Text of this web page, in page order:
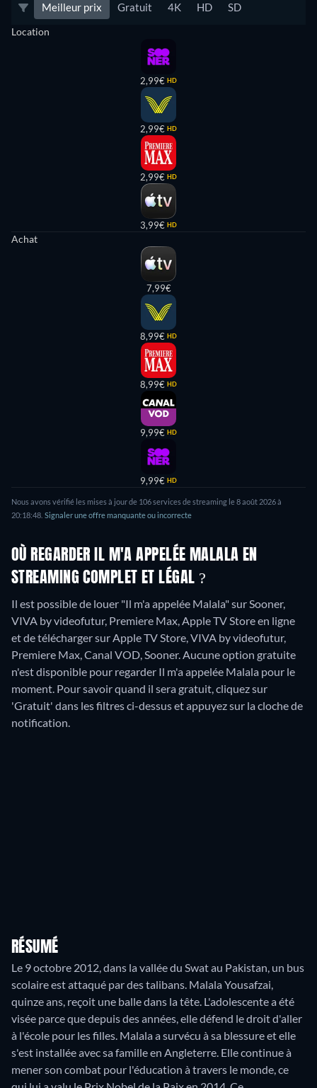
Meilleur prix Gratuit 4K HD SD
Location
2,99€ HD
2,99€ HD
2,99€ HD
3,99€ HD
Achat
7,99€
8,99€ HD
8,99€ HD
9,99€ HD
9,99€ HD
Nous avons vérifié les mises à jour de 106services de streaming le8 août 2026à
20:18:48 Signaler une offre manquante ou incorrecte
OÙ REGARDER IL M'A APPELÉE MALALA EN
STREAMING COMPLET ET LÉGAL ?
Il est possible de louer "Il m'a appelée Malala" sur Sooner,
VIVA by videofutur, Premiere Max, Apple TV Store en ligne
et de télécharger sur Apple TV Store, VIVA by videofutur,
Premiere Max, Canal VOD, Sooner.Aucune option gratuite
n'est disponible pour regarder Il m'a appelée Malala pour le
moment. Pour savoir quand il sera gratuit, cliquez sur
'Gratuit' dans les filtres ci-dessus et appuyez sur la cloche de
notification.
RÉSUMÉ
Le 9 octobre 2012, dans la vallée du Swat au Pakistan, un bus
scolaire est attaqué par des talibans. Malala Yousafzai,
quinze ans, reçoit une balle dans la tête. L'adolescente a été
visée parce que depuis des années, elle défend le droit d'aller
à l'école pour les filles. Malala a survécu à sa blessure et elle
s'est installée avec sa famille en Angleterre. Elle continue à
mener son combat pour l'éducation à travers le monde, ce